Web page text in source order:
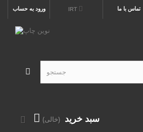
ورود به حساب IRT تماس با ما
سبد خرید (خالی)